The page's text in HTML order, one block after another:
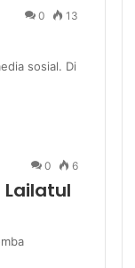
0 13
sosial. Di
0 6
Lailatul